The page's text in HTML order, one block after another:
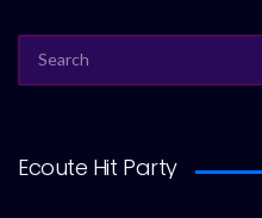
FOR:
Ecoute Hit Party